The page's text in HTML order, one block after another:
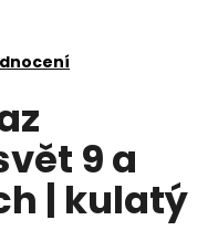
9 a
| kulatý